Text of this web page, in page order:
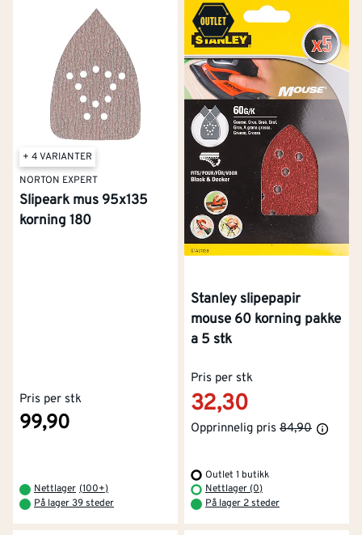
riktig malerull for ditt neste maleprosjekt. På den
måten får du en så enkel jobb og et så godt
resultat som mulig.
+ 4 VARIANTER
NORTON EXPERT
Slipeark mus 95x135
korning 180
Pris per stk
99,90
Nettlager (100+)
På lager 39 steder
Stanley slipepapir
mouse 60 korning pakke
a 5 stk
Pris per stk
32,30
Opprinnelig pris 84,90
Outlet 1 butikk
Nettlager (0)
På lager 2 steder